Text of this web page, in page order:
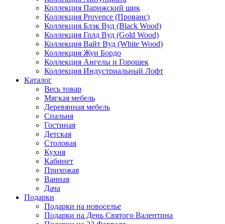
Коллекция Парижский шик
Коллекция Provence (Прованс)
Коллекция Блэк Вуд (Black Wood)
Коллекция Голд Вуд (Gold Wood)
Коллекция Вайт Вуд (White Wood)
Коллекция Жуи Бордо
Коллекция Ангелы и Горошек
Коллекция Индустриальный Лофт
Каталог
Весь товар
Мягкая мебель
Деревянная мебель
Спальня
Гостиная
Детская
Столовая
Кухня
Кабинет
Прихожая
Ванная
Дача
Подарки
Подарки на новоселье
Подарки на День Святого Валентина